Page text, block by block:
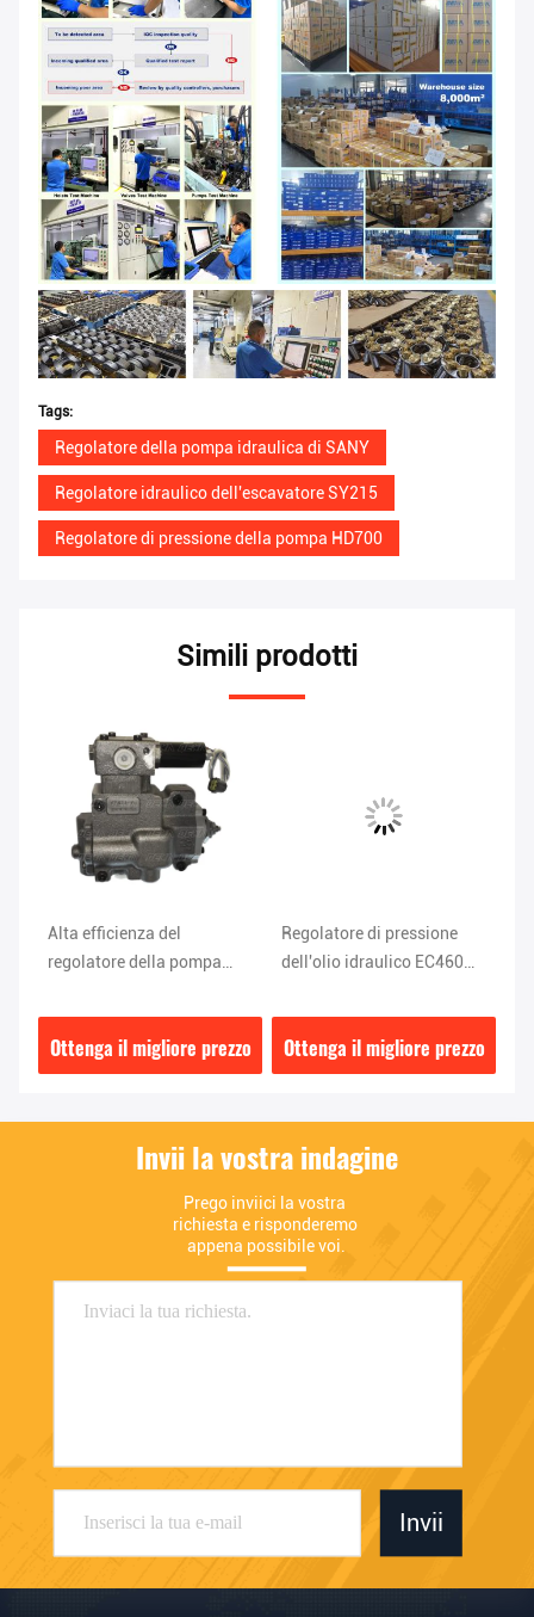
Tags:
Regolatore della pompa idraulica di SANY
Regolatore idraulico dell'escavatore SY215
Regolatore di pressione della pompa HD700
Simili prodotti
Alta efficienza del
regolatore della pompa
SY335
Ottenga il migliore prezzo
Regolatore di pressione
dell'olio idraulico EC460
Ottenga il migliore prezzo
Invii la vostra indagine
Prego inviici la vostra
richiesta e risponderemo
appena possibile voi.
Invii